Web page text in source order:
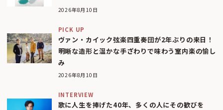
2026年8月10日
PICK UP
ヴァン・カイック弦楽四重奏団が2年ぶりの来日！
明晰な造形と温かな手ざわりで味わう室内楽の愉し
み
2026年8月10日
INTERVIEW
歌に人生を捧げた40年、多くの人にその歓びを